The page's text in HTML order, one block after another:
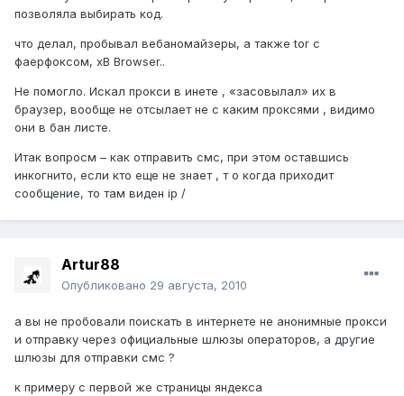
позволяла выбирать код.
что делал, пробывал вебаномайзеры, а также tor с
фаерфоксом, xB Browser..
Не помогло. Искал прокси в инете , «засовылал» их в
браузер, вообще не отсылает не с каким проксями , видимо
они в бан листе.
Итак вопросм – как отправить смс, при этом оставшись
инкогнито, если кто еще не знает , т о когда приходит
сообщение, то там виден ip /
Artur88
Опубликовано 29 августа, 2010
а вы не пробовали поискать в интернете не анонимные прокси
и отправку через официальные шлюзы операторов, а другие
шлюзы для отправки смс ?
к примеру с первой же страницы яндекса